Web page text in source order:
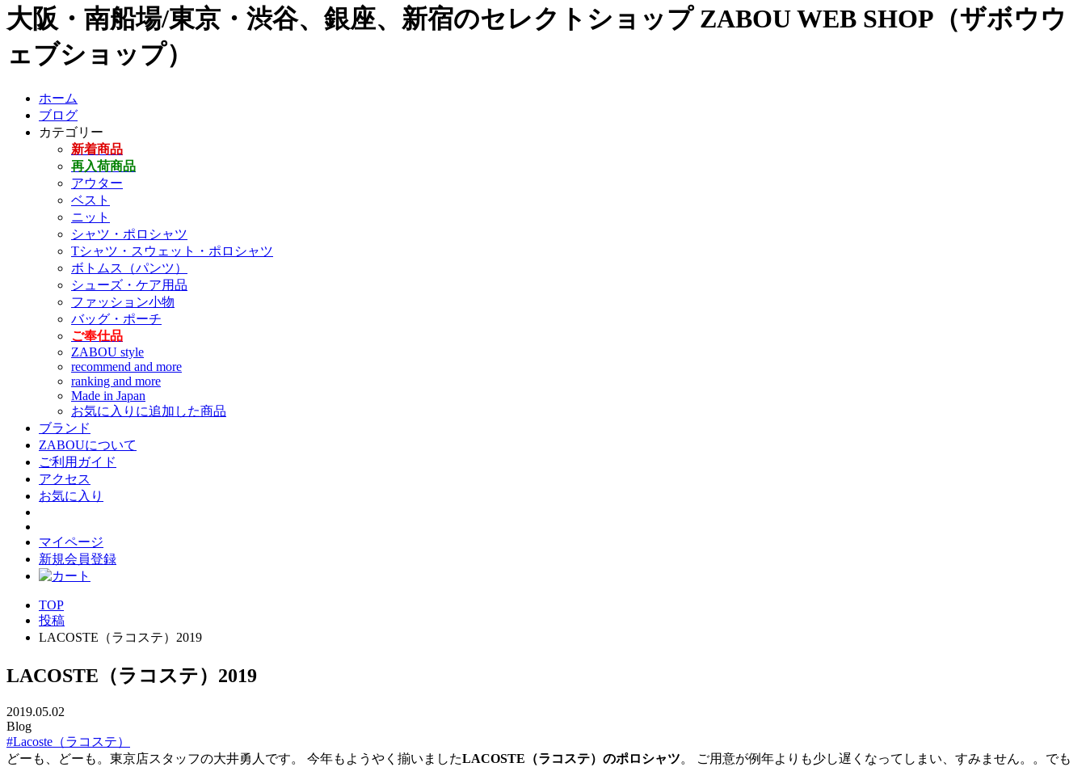
大阪・南船場/東京・渋谷、銀座、新宿のセレクトショップ ZABOU WEB SHOP（ザボウウ
ェブショップ）
ホーム
ブログ
カテゴリー
新着商品
再入荷商品
アウター
ベスト
ニット
シャツ・ポロシャツ
Tシャツ・スウェット・ポロシャツ
ボトムス（パンツ）
シューズ・ケア用品
ファッション小物
バッグ・ポーチ
ご奉仕品
ZABOU style
recommend and more
ranking and more
Made in Japan
お気に入りに追加した商品
ブランド
ZABOUについて
ご利用ガイド
アクセス
お気に入り
マイページ
新規会員登録
TOP
投稿
LACOSTE（ラコステ）2019
LACOSTE（ラコステ）2019
2019.05.02
Blog
#Lacoste（ラコステ）
どーも、どーも。東京店スタッフの大井勇人です。 今年もようやく揃いましたLACOSTE（ラコステ）のポロシャツ。 ご用意が例年よりも少し遅くなってしまい、すみません。。でも